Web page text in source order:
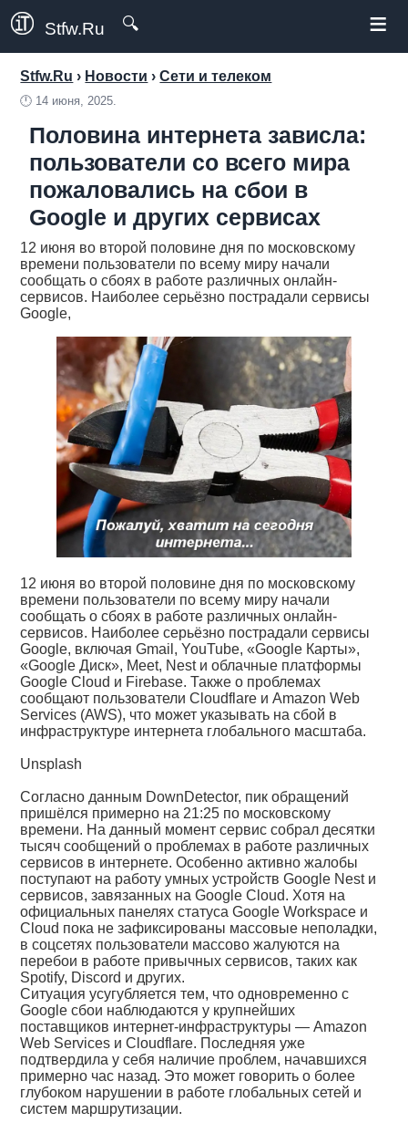
Stfw.Ru 🔍 ≡
Stfw.Ru › Новости ›Сети и телеком
🕛 14 июня, 2025.
Половина интернета зависла:
пользователи со всего мира
пожаловались на сбои в
Google и других сервисах
12 июня во второй половине дня по московскому
времени пользователи по всему миру начали
сообщать о сбоях в работе различных онлайн-
сервисов. Наиболее серьёзно пострадали сервисы
Google,
12 июня во второй половине дня по московскому
времени пользователи по всему миру начали
сообщать о сбоях в работе различных онлайн-
сервисов. Наиболее серьёзно пострадали сервисы
Google, включая Gmail, YouTube, «Google Карты»,
«Google Диск», Meet, Nest и облачные платформы
Google Cloud и Firebase. Также о проблемах
сообщают пользователи Cloudflare и Amazon Web
Services (AWS), что может указывать на сбой в
инфраструктуре интернета глобального масштаба.
Unsplash
Согласно данным DownDetector, пик обращений
пришёлся примерно на 21:25 по московскому
времени. На данный момент сервис собрал десятки
тысяч сообщений о проблемах в работе различных
сервисов в интернете. Особенно активно жалобы
поступают на работу умных устройств Google Nest и
сервисов, завязанных на Google Cloud. Хотя на
официальных панелях статуса Google Workspace и
Cloud пока не зафиксированы массовые неполадки,
в соцсетях пользователи массово жалуются на
перебои в работе привычных сервисов, таких как
Spotify, Discord и других.
Ситуация усугубляется тем, что одновременно с
Google сбои наблюдаются у крупнейших
поставщиков интернет-инфраструктуры — Amazon
Web Services и Cloudflare. Последняя уже
подтвердила у себя наличие проблем, начавшихся
примерно час назад. Это может говорить о более
глубоком нарушении в работе глобальных сетей и
систем маршрутизации.